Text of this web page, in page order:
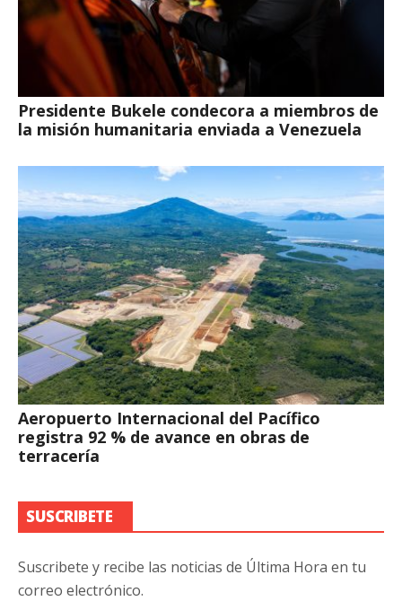
Presidente Bukele condecora a miembros de
la misión humanitaria enviada a Venezuela
Aeropuerto Internacional del Pacífico
registra 92 % de avance en obras de
terracería
SUSCRIBETE
Suscribete y recibe las noticias de Última Hora en tu
correo electrónico.